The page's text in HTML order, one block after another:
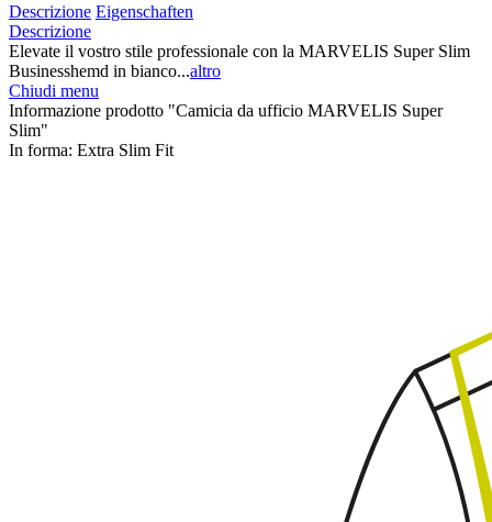
Descrizione Eigenschaften
Descrizione
Elevate il vostro stile professionale con la MARVELIS Super Slim
Businesshemd in bianco...altro
Chiudi menu
Informazione prodotto "Camicia da ufficio MARVELIS Super
Slim"
In forma: Extra Slim Fit